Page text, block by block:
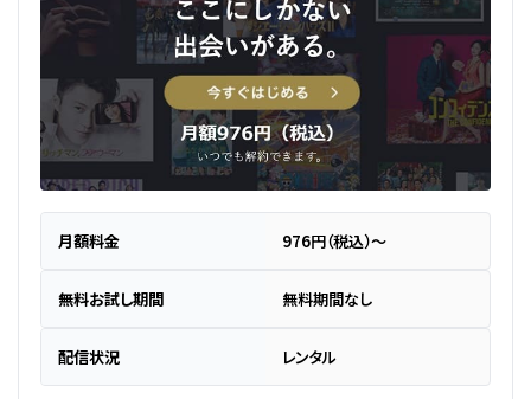
月額料金 976円（税込）～
無料お試し期間 無料期間なし
配信状況 レンタル